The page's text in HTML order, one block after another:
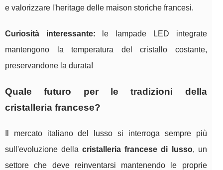
e valorizzare l'heritage delle maison storiche francesi.
Curiosità interessante: le lampade LED integrate
mantengono la temperatura del cristallo costante,
preservandone la durata!
Quale futuro per le tradizioni della
cristalleria francese?
Il mercato italiano del lusso si interroga sempre più
sull'evoluzione dellacristalleria francese di lusso, un
settore che deve reinventarsi mantenendo le proprie